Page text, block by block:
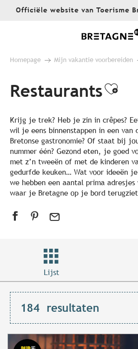
AllerOfficiële website van Toerisme
Homepage Mijn vakantie voorbereiden
Restaurants
Krijg je trek? Heb je zin in crêpes?
wil je eens binnenstappen in een van
Bretonse gastronomie? Of staat bij
nummer één? Gezond eten, je goed
met z’n tweeën of met de kinderen
gedurfde keuken… Wat voor ideeën
we hebben een aantal prima adresjes
waar je Bretagne op je bord
Lijst
184 resultaten